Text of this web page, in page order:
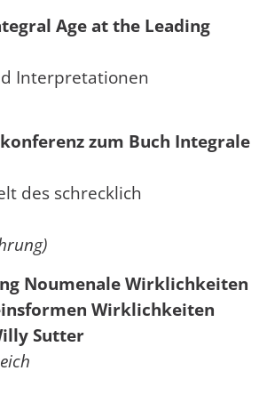
Age at the Leading
Interpretationen
zum Buch Integrale
des schrecklich
Noumenale Wirklichkeiten
Wirklichkeiten
Sutter